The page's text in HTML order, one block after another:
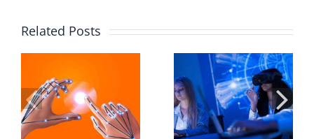
Related Posts
มหาวิทยาลัย:
บทบาทของ Hand
Leap Motion
Controller 2 กับ
การออกแบบ
Hand Tracking